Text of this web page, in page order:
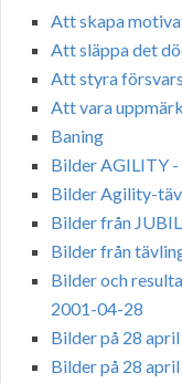
Att skapa
Att släppa det
Att styra
Att vara
Baning
Bilder AGILITY
Bilder Agility-
Bilder från
Bilder från
Bilder och
2001-04-28
Bilder på 28
Bilder på 28